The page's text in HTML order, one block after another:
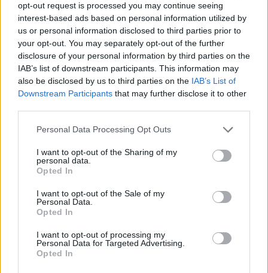
opt-out request is processed you may continue seeing
interest-based ads based on personal information utilized by
us or personal information disclosed to third parties prior to
your opt-out. You may separately opt-out of the further
disclosure of your personal information by third parties on the
IAB’s list of downstream participants. This information may
also be disclosed by us to third parties on the IAB’s List of
Downstream Participants that may further disclose it to other
Please note that this website/app uses one or more Google
not limited to your visit or usage behaviour. You may click to
grant or deny consent to Google and its third-party tags to
use your data for below specified purposes in below Google
consent section.
Personal Data Processing Opt Outs
I want to opt-out of the Sharing of my
personal data.
Opted In
I want to opt-out of the Sale of my
Personal Data.
Opted In
I want to opt-out of processing my
Personal Data for Targeted Advertising.
Opted In
Τσέλσι
Άρσεναλ
Γιουβέντους
Μίλαν
Ίντερ
Μπάγερν Μονάχου
Παρί Σεν Ζερμέν
Περιπλάνηση στη δυτική πλευρά
Η ομορφιά της δυτικής πλευράς του νησιού, όπου
αφετηρία της εξερεύνησης αποτελεί η